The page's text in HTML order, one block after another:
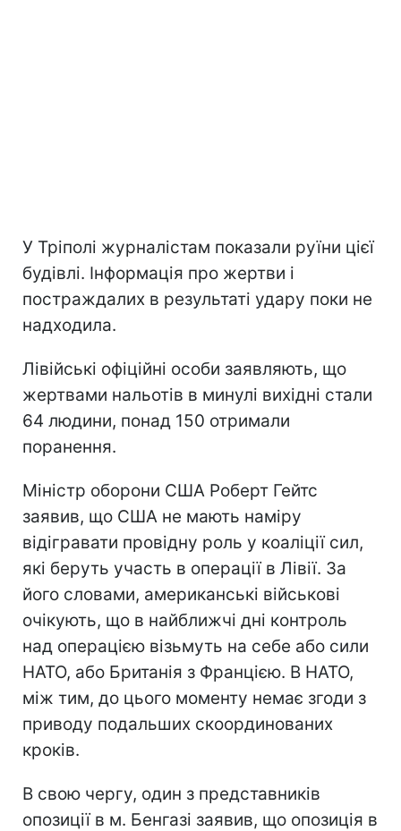
У Тріполі журналістам показали руїни цієї
будівлі. Інформація про жертви і
постраждалих в результаті удару поки не
надходила.
Лівійські офіційні особи заявляють, що
жертвами нальотів в минулі вихідні стали
64 людини, понад 150 отримали
поранення.
Міністр оборони США Роберт Гейтс
заявив, що США не мають наміру
відігравати провідну роль у коаліції сил,
які беруть участь в операції в Лівії. За
його словами, американські військові
очікують, що в найближчі дні контроль
над операцією візьмуть на себе або сили
НАТО, або Британія з Францією. В НАТО,
між тим, до цього моменту немає згоди з
приводу подальших скоординованих
кроків.
В свою чергу, один з представників
опозиції в м. Бенгазі заявив, що опозиція в